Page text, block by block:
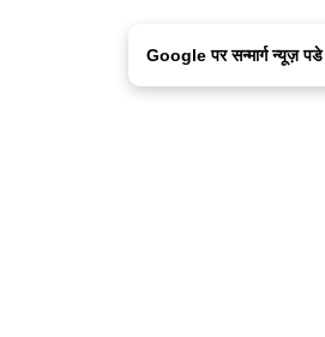
Google पर सन्मार्ग न्यूज़